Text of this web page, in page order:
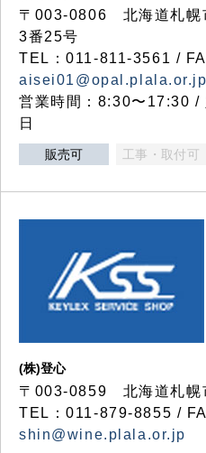
〒003-0806 北海道札幌
3番25号
TEL：011-811-3561 /
aisei01@opal.plala.or.jp
営業時間：8:30〜17:30 /
日
販売可 工事・取付可
(株)登心
〒003-0859 北海道札幌
TEL：011-879-8855 /
shin@wine.plala.or.jp